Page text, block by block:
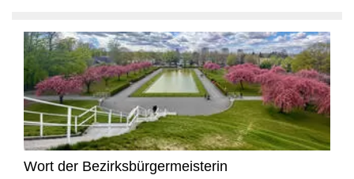
Wort der Bezirksbürgermeisterin